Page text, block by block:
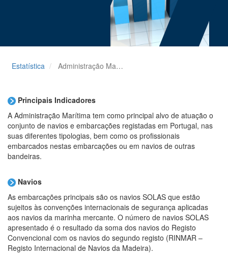
Estatística Administração Marítima
Principais Indicadores
A Administração Marítima tem como principal alvo de atuação o
conjunto de navios e embarcações registadas em Portugal, nas
suas diferentes tipologias, bem como os profissionais
embarcados nestas embarcações ou em navios de outras
bandeiras.
Navios
As embarcações principais são os navios SOLAS que estão
sujeitos às convenções internacionais de segurança aplicadas
aos navios da marinha mercante. O número de navios SOLAS
apresentado é o resultado da soma dos navios do Registo
Convencional com os navios do segundo registo (RINMAR –
Registo Internacional de Navios da Madeira).